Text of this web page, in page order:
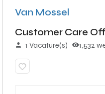
Van Mossel
Customer Care
1 Vacature(s) 1,532